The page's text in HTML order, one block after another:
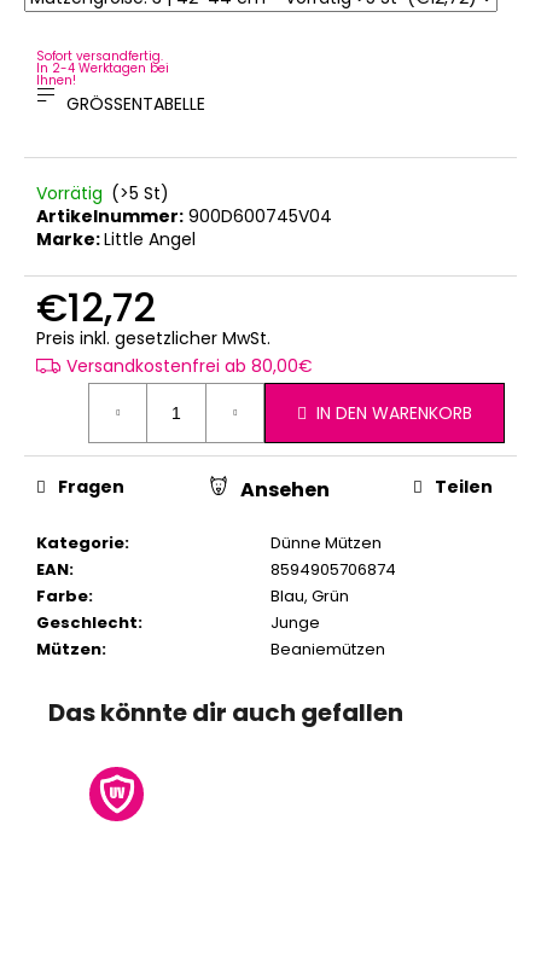
Sofort versandfertig.
In 2-4 Werktagen bei
Ihnen!
GRÖSSENTABELLE
Vorrätig (>5 St)
Artikelnummer: 900D600745V04
Marke:Little Angel
€12,72
Preis inkl. gesetzlicher MwSt.
Versandkostenfrei ab 80,00€
IN DEN WARENKORB
Kategorie:
Dünne Mützen
EAN:
8594905706874
Farbe: Blau, Grün
Geschlecht:
Junge
Mützen: Beaniemützen
Fragen Ansehen Teilen
Das könnte dir auch gefallen